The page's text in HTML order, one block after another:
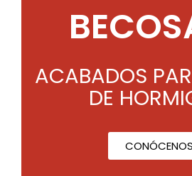
ACABADOS
DE
CONÓCENOS